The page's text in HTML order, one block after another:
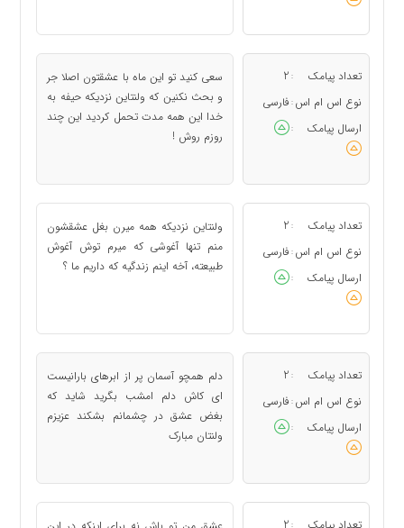
تعداد پیامک :
2
نوع اس ام اس : فارسی
ارسال پیامک
:
سعی کنید تو این ماه با عشقتون اصلا جر
و بحث نکنین که ولنتاین نزدیکه حیفه به
خدا این همه مدت تحمل کردید این چند
روزم روش !
تعداد پیامک :
2
نوع اس ام اس : فارسی
ارسال پیامک
:
ولنتاین نزدیکه همه میرن بغل عشقشون
منم تنها آغوشی که میرم توش آغوش
طبیعته، آخه اینم زندگیه که داریم ما ؟
تعداد پیامک :
2
نوع اس ام اس : فارسی
ارسال پیامک
:
دلم همچو آسمان پر از ابرهای بارانیست
ای کاش دلم امشب بگرید شاید که
بغض عشق در چشمانم بشکند عزیزم
ولنتان مبارک
: